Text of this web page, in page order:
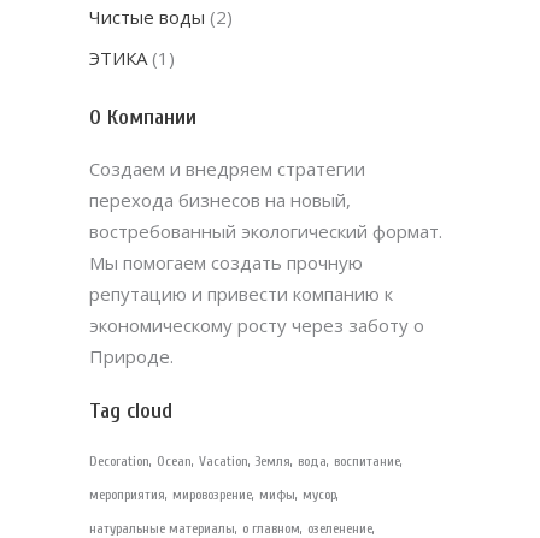
Чистые воды (2)
ЭТИКА(1)
О Компании
Создаем и внедряем стратегии
перехода бизнесов на новый,
востребованный экологический формат.
Мы помогаем создать прочную
репутацию и привести компанию к
экономическому росту через заботу о
Природе.
Tag cloud
Decoration Ocean Vacation Земля вода воспитание
мероприятия мировозрение мифы мусор
натуральные материалы о главном озеленение